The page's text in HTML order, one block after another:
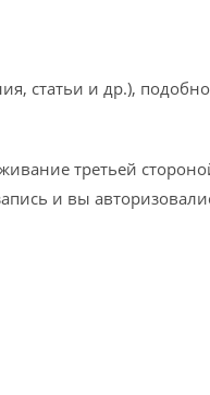
статьи и др.),
третьей
и вы